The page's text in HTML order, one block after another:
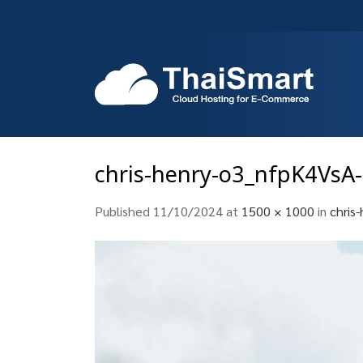
chris-henry-
Published 11/10/2024at 1500 × 1000 in chris-